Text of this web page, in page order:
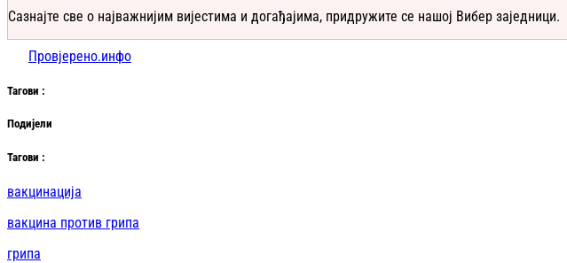
Сазнајте све о најважнијим вијестима и догађајима, придружите се нашој Вибер заједници.
Провјерено.инфо
Тагови :
Подијели
Тагови :
вакцинација
вакцина против грипа
грипа